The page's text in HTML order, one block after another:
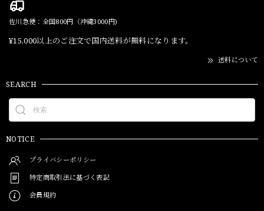
佐川急便：全国800円（沖縄3000円)
¥15,000以上のご注文で国内送料が無料になります。
送料について
SEARCH
NOTICE
プライバシーポリシー
特定商取引法に基づく表記
会員規約